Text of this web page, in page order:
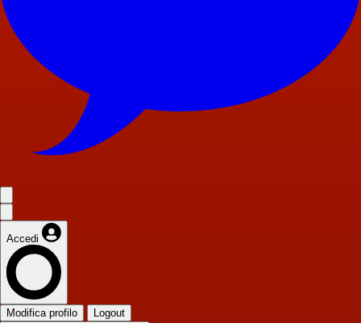
Accedi
Modifica profilo Logout